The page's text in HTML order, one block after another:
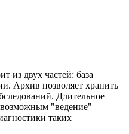
из двух частей: база
Архив позволяет хранить
Длительное
"ведение"
таких